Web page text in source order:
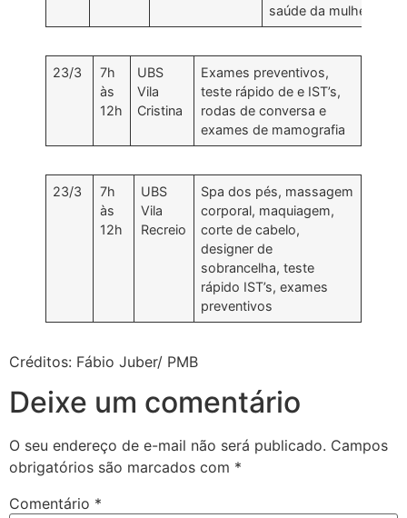
saúde da mulher
23/3
7h
às
12h
UBS
Vila
Cristina
Exames preventivos,
teste rápido de e IST’s,
rodas de conversa e
exames de mamografia
23/3
7h
às
12h
UBS
Vila
Recreio
Spa dos pés, massagem
corporal, maquiagem,
corte de cabelo,
designer de
sobrancelha, teste
rápido IST’s, exames
preventivos
Créditos: Fábio Juber/ PMB
Deixe um comentário
O seu endereço de e-mail não será publicado. Campos
obrigatórios são marcados com *
Comentário *